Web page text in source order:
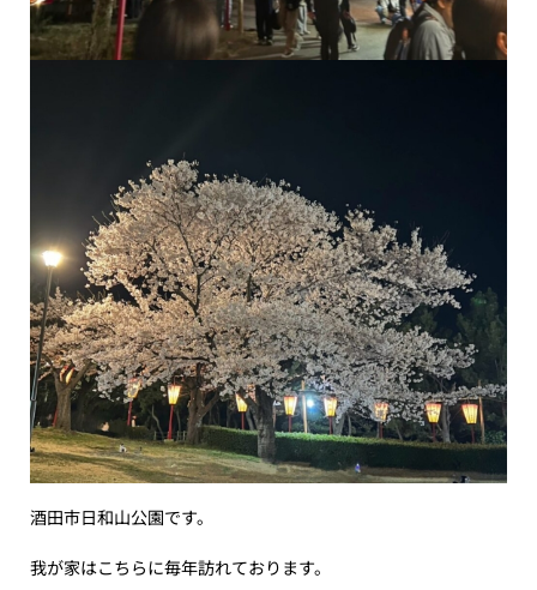
酒田市日和山公園です。
我が家はこちらに毎年訪れております。